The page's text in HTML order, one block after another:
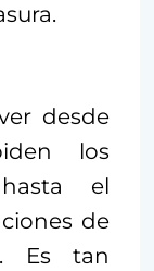
desde
los
el
de
Es tan